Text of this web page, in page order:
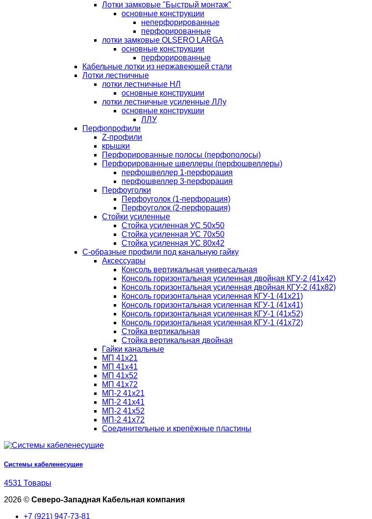
Лотки замковые "Быстрый монтаж"
основные конструкции
неперфорированные
перфорированные
лотки замковые OLSERO LARGA
основные конструкции
перфорированные
Кабельные лотки из нержавеющей стали
Лотки лестничные
лотки лестничные НЛ
основные конструкции
лотки лестничные усиленные ЛЛу
основные конструкции
ЛЛУ
Перфопрофили
Z-профили
крышки
Перфорированные полосы (перфополосы)
Перфорированные швеллеры (перфошвеллеры)
перфошвеллер 1-перфорация
перфошвеллер 3-перфорация
Перфоуголки
Перфоуголок (1-перфорация)
Перфоуголок (2-перфорация)
Стойки усиленные
Стойка усиленная УС 50х50
Стойка усиленная УС 70х50
Стойка усиленная УС 80х42
С-образные профили под канальную гайку
Аксессуары
Консоль вертикальная унивесальная
Консоль горизонтальная усиленная двойная КГУ-2 (41х42)
Консоль горизонтальная усиленная двойная КГУ-2 (41х82)
Консоль горизонтальная усиленная КГУ-1 (41х21)
Консоль горизонтальная усиленная КГУ-1 (41х41)
Консоль горизонтальная усиленная КГУ-1 (41х52)
Консоль горизонтальная усиленная КГУ-1 (41х72)
Стойка вертикальная
Стойка вертикальная двойная
Гайки канальные
МП 41х21
МП 41х41
МП 41х52
МП 41х72
МП-2 41х21
МП-2 41х41
МП-2 41х52
МП-2 41х72
Соединительные и крепёжные пластины
Системы кабеленесущие
4531 Товары
2026 © Северо-Западная Кабельная компания
+7 (921) 947-73-81